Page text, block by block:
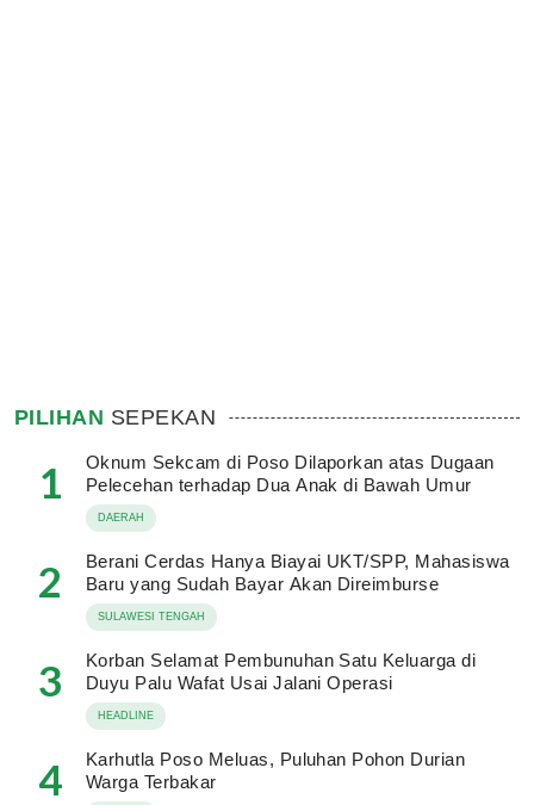
PILIHAN SEPEKAN
1
Oknum Sekcam di Poso Dilaporkan atas Dugaan
Pelecehan terhadap Dua Anak di Bawah Umur
DAERAH
2
Berani Cerdas Hanya Biayai UKT/SPP, Mahasiswa
Baru yang Sudah Bayar Akan Direimburse
SULAWESI TENGAH
3
Korban Selamat Pembunuhan Satu Keluarga di
Duyu Palu Wafat Usai Jalani Operasi
HEADLINE
4
Karhutla Poso Meluas, Puluhan Pohon Durian
Warga Terbakar